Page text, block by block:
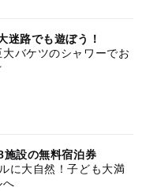
迷路でも遊ぼう！
バケツのシャワーでお
施設の無料宿泊券
に大自然！子ども大満
へ